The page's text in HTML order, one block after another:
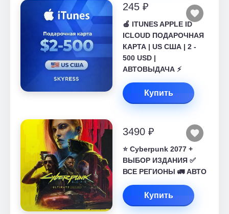
245 ₽
🍎 ITUNES APPLE ID
ICLOUD ПОДАРОЧНАЯ
КАРТА | US США | 2 -
500 USD |
АВТОВЫДАЧА ⚡️
Купить
3490 ₽
⭐ Cyberpunk 2077 +
ВЫБОР ИЗДАНИЯ ✅
ВСЕ РЕГИОНЫ 🚛 АВТО
Купить